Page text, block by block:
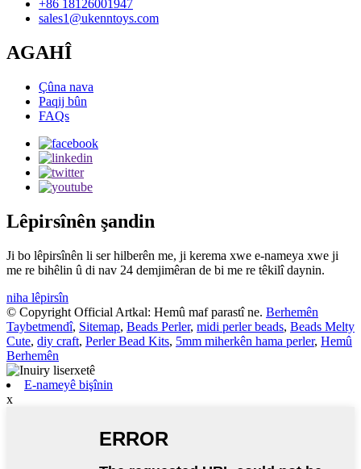
+86 18126001947
sales1@ukenntoys.com
AGAHÎ
Çûna nava
Paqij bûn
FAQs
Lêpirsînên şandin
Ji bo lêpirsînên li ser hilberên me, ji kerema xwe e-nameya xwe ji
me re bihêlin û di nav 24 demjimêran de bi me re têkilî daynin.
niha lêpirsîn
© Copyright Official Artkal: Hemû maf parastî ne. Berhemên
Taybetmendî, Sitemap, Beads Perler, midi perler beads, Beads Melty
Cute, diy craft, Perler Bead Kits, 5mm miherkên hama perler, Hemû
Berhemên
E-nameyê bişînin
x